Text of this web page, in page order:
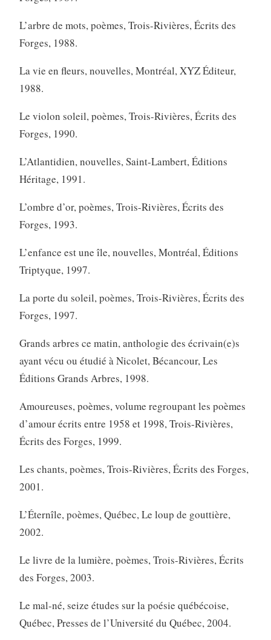
L’arbre de mots, poèmes, Trois-Rivières, Écrits des
Forges, 1988.
La vie en fleurs, nouvelles, Montréal, XYZ Éditeur,
1988.
Le violon soleil, poèmes, Trois-Rivières, Écrits des
Forges, 1990.
L’Atlantidien, nouvelles, Saint-Lambert, Éditions
Héritage, 1991.
L’ombre d’or, poèmes, Trois-Rivières, Écrits des
Forges, 1993.
L’enfance est une île, nouvelles, Montréal, Éditions
Triptyque, 1997.
La porte du soleil, poèmes, Trois-Rivières, Écrits des
Forges, 1997.
Grands arbres ce matin, anthologie des écrivain(e)s
ayant vécu ou étudié à Nicolet, Bécancour, Les
Éditions Grands Arbres, 1998.
Amoureuses, poèmes, volume regroupant les poèmes
d’amour écrits entre 1958 et 1998, Trois-Rivières,
Écrits des Forges, 1999.
Les chants, poèmes, Trois-Rivières, Écrits des Forges,
2001.
L’Éternîle, poèmes, Québec, Le loup de gouttière,
2002.
Le livre de la lumière, poèmes, Trois-Rivières, Écrits
des Forges, 2003.
Le mal-né, seize études sur la poésie québécoise,
Québec, Presses de l’Université du Québec, 2004.